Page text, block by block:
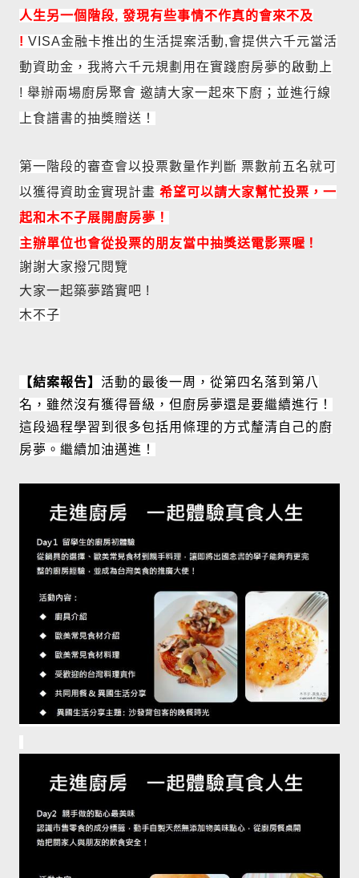
人生另一個階段, 發現有些事情不作真的會來不及
! VISA金融卡推出的生活提案活動,會提供六千元當活
動資助金 ，我將六千元規劃用在實踐廚房夢的啟動上
! 舉辦兩場廚房聚會 邀請大家一起來下廚；並進行線
上食譜書的抽獎贈送！
第一階段的審查會以投票數量作判斷 票數前五名就可
以獲得資助金實現計畫 希望可以請大家幫忙投票，一
起和木不子展開廚房夢！
主辦單位也會從投票的朋友當中抽獎送電影票喔！
謝謝大家撥冗閱覽
大家一起築夢踏實吧 !
木不子
【結案報告】 活動的最後一周，從第四名落到第八
名，雖然沒有獲得晉級，但廚房夢還是要繼續進行！
這段過程學習到很多包括用條理的方式釐清自己的廚
房夢。繼續加油邁進！